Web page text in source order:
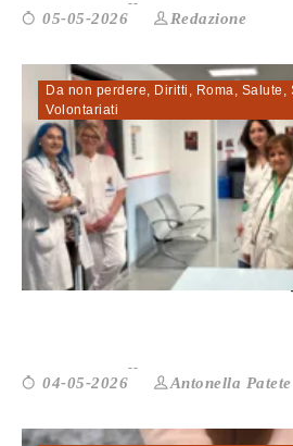
05-05-2026 Redazione
Da non perdere, Diritti , Roma, Salute ,
Volontariati
Casa della Comunità
04-05-2026 Antonella Patete